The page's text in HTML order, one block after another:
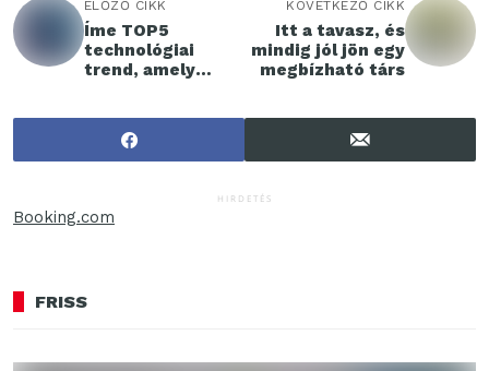
ELŐZŐ CIKK
Íme TOP5
technológiai
trend, amely
KÖVETKEZŐ CIKK
Itt a tavasz, és
mindig jól jön egy
megbízható társ
HIRDETÉS
Booking.com
FRISS